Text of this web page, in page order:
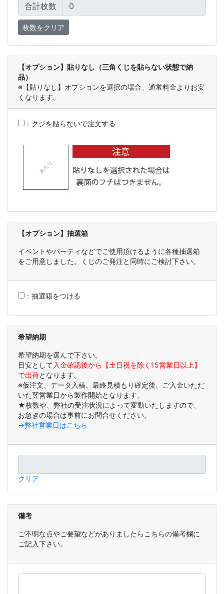
合計枚数
【オプション】貼りなし（三角くじを貼らない状態で納
品）
※【貼りなし】オプションを選択の場合、通常料金よりお安
くなります。
： クジを貼らないで注文する
【オプション】抽選箱
イベントやパーティなどでご使用頂けるように各種抽選箱
をご用意しました。くじのご発注と同時にご検討下さい。
： 抽選箱をつける
希望納期
希望納期を選んで下さい。
目安として 入金確認後から【土日祝を除く15営業日以上】
で出荷となります。
※仮注文、データ入稿、最終見積もり確定後、ご入金いただ
いた翌営業日から製作開始となります。
★枚数や、弊社の受注状況によって変動いたしますので、
お急ぎの場合は事前にお問合せください。
→弊社営業日はこちら
クリア
備考
ご不明な点やご要望などがありましたらこちらの備考欄に
ご記入下さい。